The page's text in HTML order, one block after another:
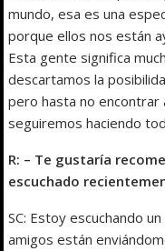
mundo, esa es una
porque ellos nos están
Esta gente significa
descartamos la
pero hasta no encontrar
seguiremos haciendo
R: – Te gustaría
escuchado
SC: Estoy escuchando
amigos están